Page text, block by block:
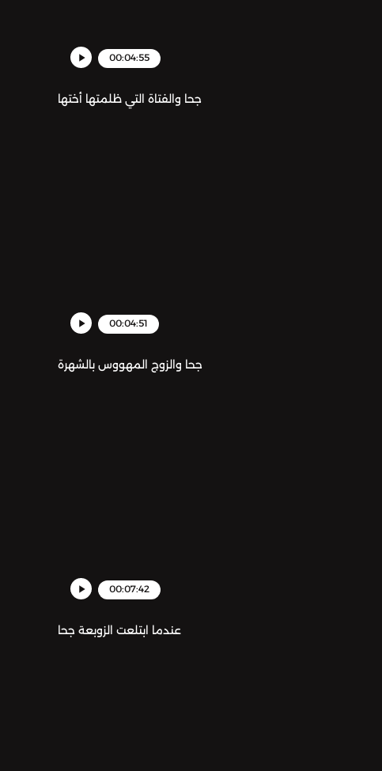
00:04:55
جحا والفتاة التي ظلمتها أختها
00:04:51
جحا والزوج المهووس بالشهرة
00:07:42
عندما ابتلعت الزوبعة جحا